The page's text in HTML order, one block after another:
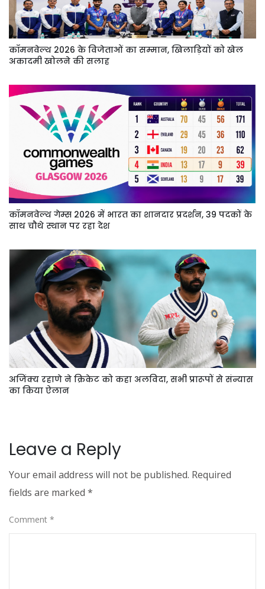
कॉमनवेल्थ 2026 के विजेताओं का सम्मान, खिलाड़ियों को खेल
अकादमी खोलने की सलाह
कॉमनवेल्थ गेम्स 2026 में भारत का शानदार प्रदर्शन, 39 पदकों के
साथ चौथे स्थान पर रहा देश
अजिंक्य रहाणे ने क्रिकेट को कहा अलविदा, सभी प्रारूपों से संन्यास
का किया ऐलान
Leave a Reply
Your email address will not be published. Required
fields are marked *
Comment *